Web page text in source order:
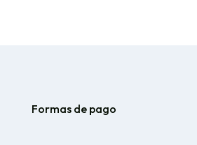
Formas de pago